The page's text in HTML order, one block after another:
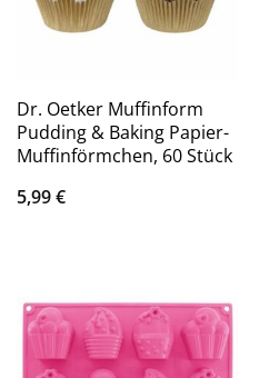
Dr. Oetker Muffinform
Pudding & Baking Papier-
Muffinförmchen, 60 Stück
5,99€